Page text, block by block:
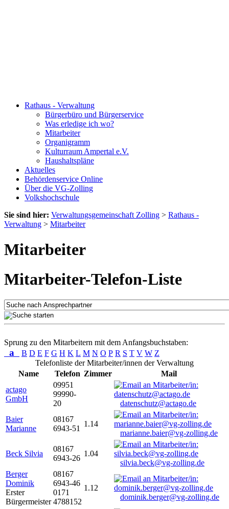
Rathaus - Verwaltung
Bürgerbüro und Bürgerservice
Was erledige ich wo?
Mitarbeiter
Organigramm
Kulturraum Ampertal e.V.
Haushaltspläne
Aktuelles
Behördenservice Online
Über die VG-Zolling
Volkshochschule
Sie sind hier: Verwaltungsgemeinschaft Zolling > Rathaus -
Verwaltung > Mitarbeiter
Mitarbeiter
Mitarbeiter-Telefon-Liste
Sprung zu den Mitarbeitern mit dem Anfangsbuchstaben:
a B D E F G H K L M N O P R S T V W Z
Telefonliste der Mitarbeiter/innen der Verwaltung
Name
Telefon Zimmer
Mail
actago
GmbH
09951
99990-
20
datenschutz@actago.de
Baier
Marianne
08167
6943-51
1.14
marianne.baier@vg-zolling.de
Beck Silvia
08167
6943-26
1.04
silvia.beck@vg-zolling.de
Berger
Dominik
Erster
Bürgermeister
08167
6943-46
0171
4788152
1.12
dominik.berger@vg-zolling.de